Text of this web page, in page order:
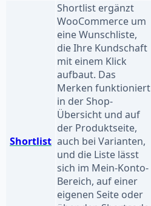
Shortlist
Shortlist ergänzt
WooCommerce um
eine Wunschliste,
die Ihre Kundschaft
mit einem Klick
aufbaut. Das
Merken funktioniert
in der Shop-
Übersicht und auf
der Produktseite,
auch bei Varianten,
und die Liste lässt
sich im Mein-Konto-
Bereich, auf einer
eigenen Seite oder